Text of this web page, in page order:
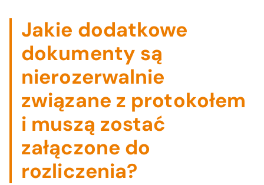
Jakie dodatkowe
dokumenty są
nierozerwalnie
związane z protokołem
i muszą zostać
załączone do
rozliczenia?